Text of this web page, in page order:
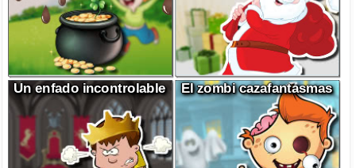
Un enfado incontrolable El zombi cazafantasmas